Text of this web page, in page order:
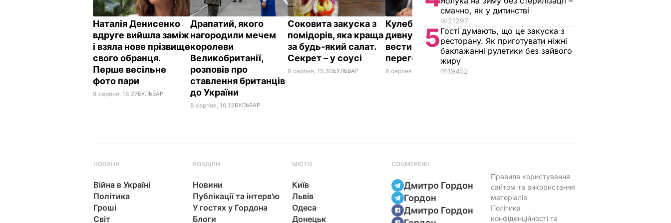
Наталія Денисенко
вдруге вийшла заміж
і взяла нове прізвище
свого обранця.
Перше весільне
фото пари
8 серпня, 16.27БУЛЬВАР
Драпатий, якого
нагородили мечем
королеви
Великобританії,
розповів про
ставлення британців
до України
8 серпня, 16.13БУЛЬВАР
Соковита закуска з
помідорів, яка краща
за будь-який салат.
Секрет – у соусі
8 серпня, 15.30БУЛЬВАР
Кулеба розповів про
дивну манеру Путіна
вести телефонні
переговори
8 серпня, 10.25 СВІТ
Кулеба пояснив,
чому Трамп
насправді
причепився до
смачно, як у дитинстві
21297
5Гості думають, що це закуска з
ресторану. Як приготувати ніжні
баклажанні рулетики без зайвого
жиру
19452
НОВИНИ
Війна в Україні
Політика
Гроші
Світ
РОЗДІЛИ
Новини
Публікації та інтерв'ю
У гостях у Гордона
Блоги
МІСТО
Київ
Львів
Одеса
Донецьк
СОЦМЕРЕЖІ
Дмитро Гордон
Гордон
Дмитро Гордон
Правила користування
сайтом та використання
матеріалів
Політика
конфіденційності та